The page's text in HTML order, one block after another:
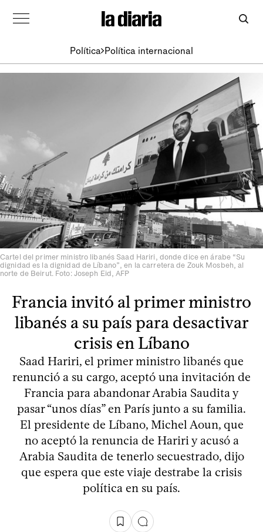
Política Política internacional
Cartel del primer ministro libanés Saad Hariri, donde dice en árabe “Su
dignidad es la dignidad de Líbano”, en la carretera de Zouk Mosbeh, al
norte de Beirut. Foto: Joseph Eid, AFP
Francia invitó al primer ministro
libanés a su país para desactivar
crisis en Líbano
Saad Hariri, el primer ministro libanés que
renunció a su cargo, aceptó una invitación de
Francia para abandonar Arabia Saudita y
pasar “unos días” en París junto a su familia.
El presidente de Líbano, Michel Aoun, que
no aceptó la renuncia de Hariri y acusó a
Arabia Saudita de tenerlo secuestrado, dijo
que espera que este viaje destrabe la crisis
política en su país.